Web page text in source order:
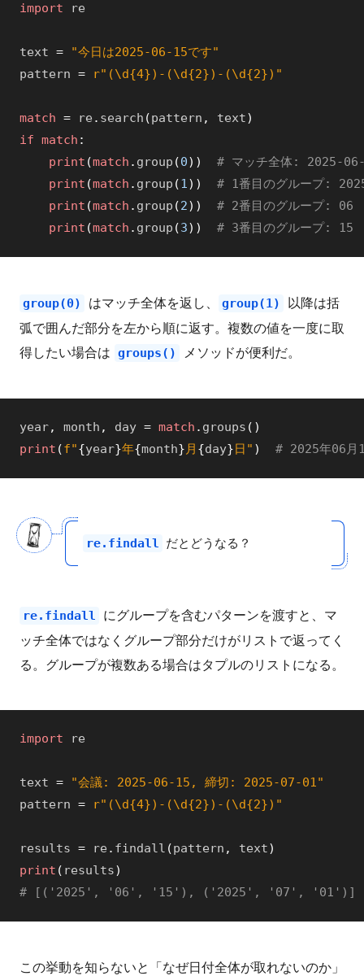
import re
text =
"今日は2025-06-15です"
pattern = r"(\d{4})-(\d{2})-(\d{2})"
match = re . search (pattern , text)
if match :
print (match . group (0) )
# マッチ全体: 2025-
print (match . group (1) )
# 1番目のグループ:
print (match . group (2) )
# 2番目のグループ: 06
print (match . group (3) ) # 3番目のグループ: 15
group(0) はマッチ全体を返し、 group(1)
以降は括
弧で囲んだ部分を左から順に返す。複数の値を一度に取
得したい場合は groups() メソッドが便利だ。
year, month , day = match . groups ( )
print (f"{year}年{month}月 {day}日" ) # 2025年06月
re.findall だとどうなる？
re.findall
にグループを含むパターンを渡すと、マ
ッチ全体ではなくグループ部分だけがリストで返ってく
る。グループが複数ある場合はタプルのリストになる。
import re
text =
"会議: 2025-06-15, 締切: 2025-07-01"
pattern = r"(\d{4})-(\d{2})-(\d{2})"
results = re . findall (pattern , text)
print ( results)
# [('2025', '06', '15'), ('2025', '07', '01')]
この挙動を知らないと「なぜ日付全体が取れないのか」